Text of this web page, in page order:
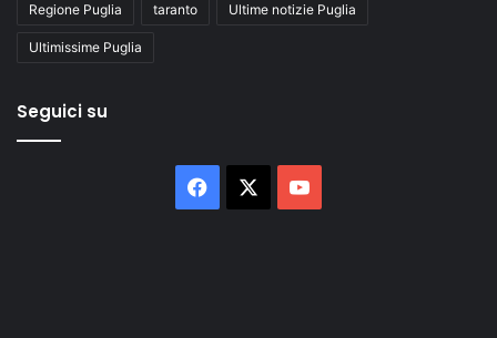
Regione Puglia taranto Ultime notizie Puglia
Ultimissime Puglia
Seguici su
Facebook